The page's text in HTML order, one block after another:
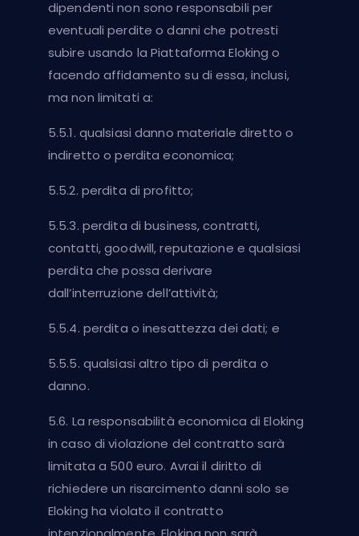
dipendenti non sono responsabili per
eventuali perdite o danni che potresti
subire usando la Piattaforma Eloking o
facendo affidamento su di essa, inclusi,
ma non limitati a:
5.5.1. qualsiasi danno materiale diretto o
indiretto o perdita economica;
5.5.2. perdita di profitto;
5.5.3. perdita di business, contratti,
contatti, goodwill, reputazione e qualsiasi
perdita che possa derivare
dall’interruzione dell’attività;
5.5.4. perdita o inesattezza dei dati; e
5.5.5. qualsiasi altro tipo di perdita o
danno.
5.6. La responsabilità economica di Eloking
in caso di violazione del contratto sarà
limitata a 500 euro. Avrai il diritto di
richiedere un risarcimento danni solo se
Eloking ha violato il contratto